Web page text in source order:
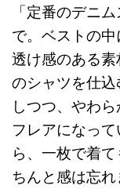
「定番のデニ
で。ベストの中
透け感のある
のシャツを仕
しつつ、やわ
フレアになっ
ら、一枚で着
ちんと感は忘れ